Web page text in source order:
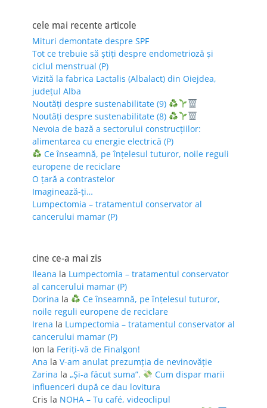
cele mai recente articole
Mituri demontate despre SPF
Tot ce trebuie să știți despre endometrioză și
ciclul menstrual (P)
Vizită la fabrica Lactalis (Albalact) din Oiejdea,
județul Alba
Noutăți despre sustenabilitate (9)
Noutăți despre sustenabilitate (8)
Nevoia de bază a sectorului construcțiilor:
alimentarea cu energie electrică (P)
Ce înseamnă, pe înțelesul tuturor, noile reguli
europene de reciclare
O țară a contrastelor
Imaginează-ți…
Lumpectomia – tratamentul conservator al
cancerului mamar (P)
cine ce-a mai zis
Ileana la Lumpectomia – tratamentul conservator
al cancerului mamar (P)
Dorina la
Ce înseamnă, pe înțelesul tuturor,
noile reguli europene de reciclare
Irena la Lumpectomia – tratamentul conservator al
cancerului mamar (P)
Ion la Feriţi-vă de Finalgon!
Ana la V-am anulat prezumția de nevinovăție
Zarina la „Și-a făcut suma”.
Cum dispar marii
influenceri după ce dau lovitura
Cris la NOHA – Tu café, videoclipul